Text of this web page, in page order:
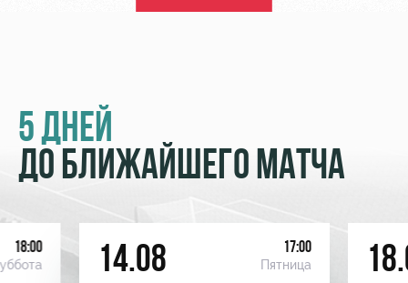
5 ДНЕЙ
ДО БЛИЖАЙШЕГО МАТЧА
18:00 14.08 17:00
Пятница